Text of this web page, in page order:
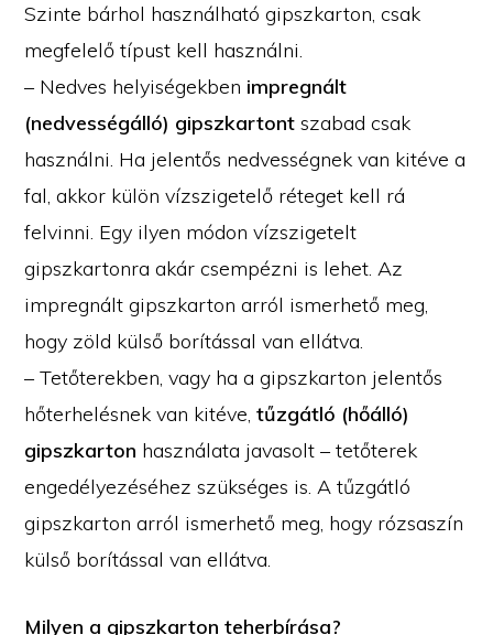
Szinte bárhol használható gipszkarton, csak
megfelelő típust kell használni.
– Nedves helyiségekben impregnált
(nedvességálló) gipszkartont szabad csak
használni. Ha jelentős nedvességnek van kitéve a
fal, akkor külön vízszigetelő réteget kell rá
felvinni. Egy ilyen módon vízszigetelt
gipszkartonra akár csempézni is lehet. Az
impregnált gipszkarton arról ismerhető meg,
hogy zöld külső borítással van ellátva.
– Tetőterekben, vagy ha a gipszkarton jelentős
hőterhelésnek van kitéve,tűzgátló (hőálló)
gipszkarton használata javasolt – tetőterek
engedélyezéséhez szükséges is. A tűzgátló
gipszkarton arról ismerhető meg, hogy rózsaszín
külső borítással van ellátva.
Milyen a gipszkarton teherbírása?